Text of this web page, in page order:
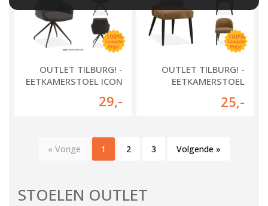
OUTLET TILBURG! -
EETKAMERSTOEL ICON
29,-
OUTLET TILBURG! -
EETKAMERSTOEL
25,-
« Vorige 1 2 3 Volgende »
STOELEN OUTLET